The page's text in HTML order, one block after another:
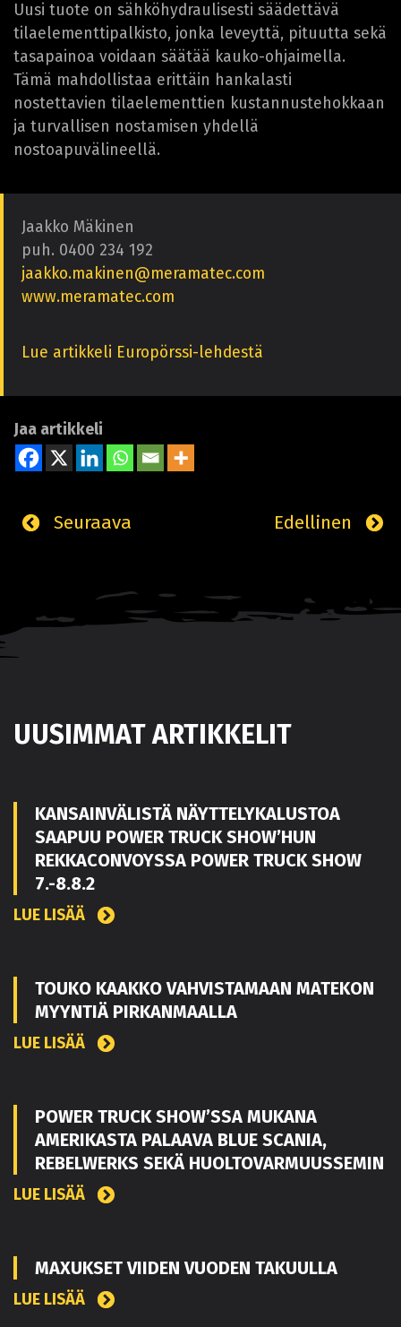
Uusi tuote on sähköhydraulisesti säädettävä
tilaelementtipalkisto, jonka leveyttä, pituutta sekä
tasapainoa voidaan säätää kauko-ohjaimella.
Tämä mahdollistaa erittäin hankalasti
nostettavien tilaelementtien kustannustehokkaan
ja turvallisen nostamisen yhdellä
nostoapuvälineellä.
Jaakko Mäkinen
puh. 0400 234 192
jaakko.makinen@meramatec.com
www.meramatec.com
Lue artikkeli Europörssi-lehdestä
Jaa artikkeli
Edellinen
Seuraava
UUSIMMAT ARTIKKELIT
KANSAINVÄLISTÄ NÄYTTELYKALUSTOA
SAAPUU POWER TRUCK SHOW’HUN
REKKACONVOYSSA POWER TRUCK SHOW
7.-8.8.2
LUE LISÄÄ
TOUKO KAAKKO VAHVISTAMAAN MATEKON
MYYNTIÄ PIRKANMAALLA
LUE LISÄÄ
POWER TRUCK SHOW’SSA MUKANA
AMERIKASTA PALAAVA BLUE SCANIA,
REBELWERKS SEKÄ HUOLTOVARMUUSSEMIN
LUE LISÄÄ
MAXUKSET VIIDEN VUODEN TAKUULLA
LUE LISÄÄ